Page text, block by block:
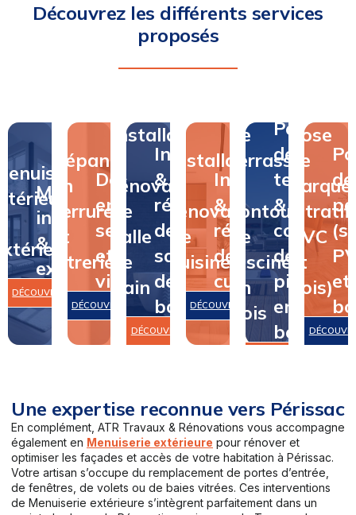
Découvrez les différents services
proposés
Menuiserie
intérieure
&
extérieure
DÉCOUVRIR
Dépannage
en
serrurerie
et
vitrerie
Dépannage
en
serrurerie
et
vitrerie
DÉCOUVRIR
Installation
&
rénovation
de
salle
de
bain
Installation
rénovation
de
salle
de
bain
DÉCOUVRIR
Installation
&
rénovation
de
cuisine
Installation
rénovation
de
cuisine
DÉCOUVRIR
Pose
de
terrasse
&
contour
de
piscine
en
bois
de
terrasse
contour
de
piscine
en
bois
de
et
Pose
de
PVC
et
bois)
Une expertise reconnue vers Périssac
En complément, ATR Travaux & Rénovations vous accompagne
également en Menuiserie extérieure pour rénover et
optimiser les façades et accès de votre habitation à Périssac.
Votre artisan s’occupe du remplacement de portes d’entrée,
de fenêtres, de volets ou de baies vitrées. Ces interventions
de Menuiserie extérieure s’intègrent parfaitement dans un